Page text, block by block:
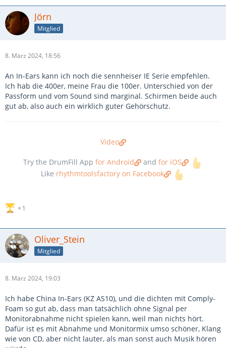
Jörn
Mitglied
8. März 2024, 18:56
An In-Ears kann ich noch die sennheiser IE Serie empfehlen.
Ich hab die 400er, meine Frau die 100er. Unterschied von der
Passform und vom Sound sind marginal. Schirmen beide auch
gut ab, also auch ein wirklich guter Gehörschutz.
Video
Try the DrumFill App for Android and for iOS
Like rhythmtoolsfactory on Facebook
1
Oliver_Stein
Mitglied
8. März 2024, 19:03
Ich habe China In-Ears (KZ AS10), und die dichten mit Comply-
Foam so gut ab, dass man tatsächlich ohne Signal per
Monitorabnahme nicht spielen kann, weil man nichts hört.
Dafür ist es mit Abnahme und Monitormix umso schöner, Klang
wie von CD, aber nicht lauter, als man sonst auch Musik hören